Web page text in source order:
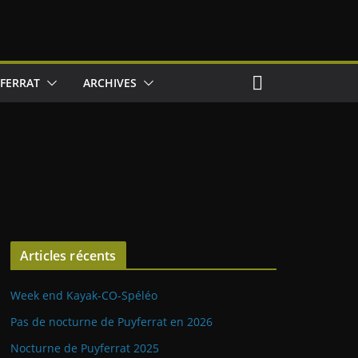
ARCHIVES
Articles récents
Week end Kayak-CO-Spéléo
Pas de nocturne de Puyferrat en 2026
Nocturne de Puyferrat 2025